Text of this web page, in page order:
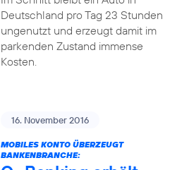
Deutschland pro Tag 23 Stunden
ungenutzt und erzeugt damit im
parkenden Zustand immense
Kosten.
16. November 2016
MOBILES KONTO ÜBERZEUGT
BANKENBRANCHE: